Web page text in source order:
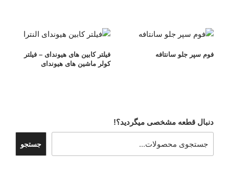
فوم سپر جلو سانتافه
فیلتر کابین های هیوندای – فیلتر
کولر ماشین های هیوندای
دنبال قطعه مشخصی میگردید؟!
جستجو